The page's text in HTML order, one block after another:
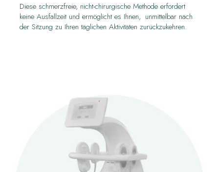
Diese schmerzfreie, nicht-chirurgische Methode erfordert
keine Ausfallzeit und ermöglicht es Ihnen, unmittelbar nach
der Sitzung zu Ihren täglichen Aktivitäten zurückzukehren.